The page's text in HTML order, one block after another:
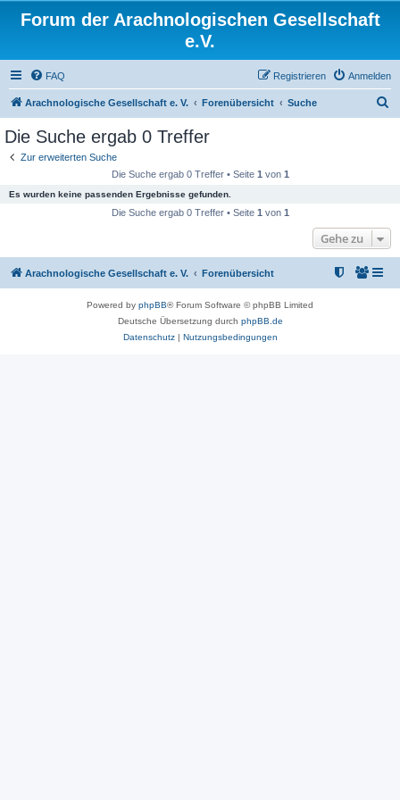
Forum der Arachnologischen Gesellschaft
e.V.
FAQ Anmelden
Registrieren
Arachnologische Gesellschaft e. V. Forenübersicht Suche
Die Suche ergab 0 Treffer
Zur erweiterten Suche
Die Suche ergab 0 Treffer • Seite 1 von 1
Es wurden keine passenden Ergebnisse gefunden.
Die Suche ergab 0 Treffer • Seite 1 von 1
Gehe zu
Arachnologische Gesellschaft e. V. Forenübersicht
Powered by phpBB® Forum Software © phpBB Limited
Deutsche Übersetzung durch phpBB.de
Datenschutz| Nutzungsbedingungen